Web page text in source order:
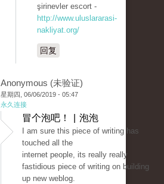
şirinevler escort -
http://www.uluslararasi-
nakliyat.org/
回复
Anonymous (未验证)
星期四, 06/06/2019 - 05:47
永久连接
冒个泡吧！ | 泡泡
I am sure this piece of writing has
touched all the
internet people, its really really
fastidious piece of writing on building
up new weblog.